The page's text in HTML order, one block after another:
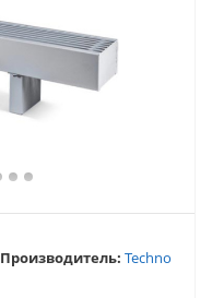
Производитель: Techno